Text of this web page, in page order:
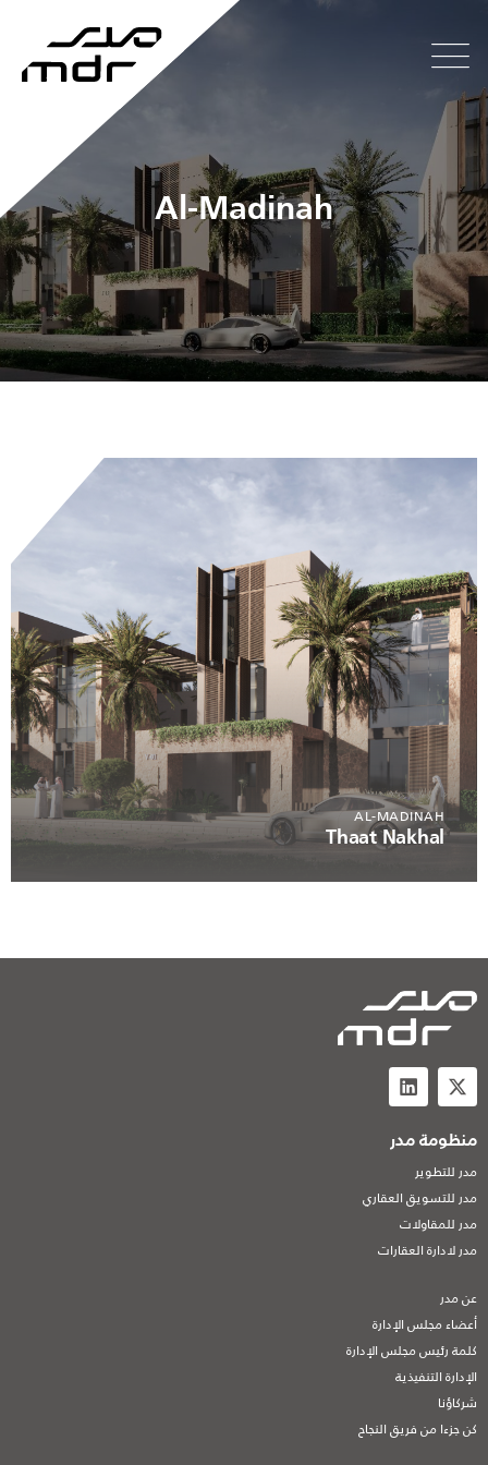
Al-Madinah
AL-MADINAH
Thaat Nakhal
منظومة مدر
مدر للتطوير
مدر للتسويق العقاري
مدر للمقاولات
مدر لادارة العقارات
عن مدر
أعضاء مجلس الإدارة
كلمة رئيس مجلس الإدارة
الإدارة التنفيذية
شركاؤنا
كن جزءا من فريق النجاح